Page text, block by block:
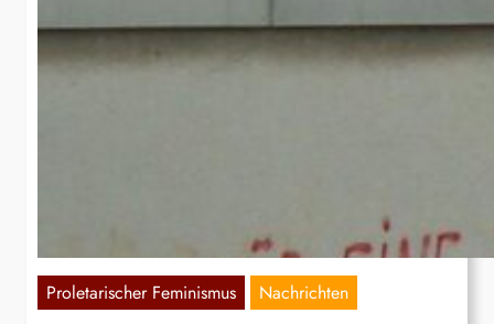
Proletarischer Feminismus Nachrichten